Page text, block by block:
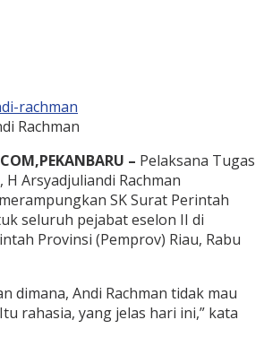
Rachman
– Pelaksana Tugas
Arsyadjuliandi Rachman
SK Surat Perintah
seluruh pejabat eselon II di
Provinsi (Pemprov) Riau, Rabu
dimana, Andi Rachman tidak mau
rahasia, yang jelas hari ini,” kata